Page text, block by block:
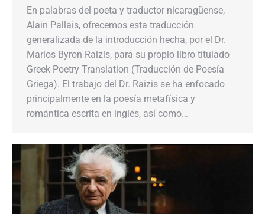
En palabras del poeta y traductor nicaragüense,
Alain Pallais, ofrecemos esta traducción
generalizada de la introducción hecha, por el Dr.
Marios Byron Raizis, para su propio libro titulado
Greek Poetry Translation (Traducción de Poesía
Griega). El trabajo del Dr. Raizis se ha enfocado
principalmente en la poesía metafísica y
romántica escrita en inglés, así como…